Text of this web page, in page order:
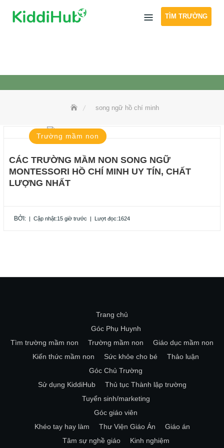
TÌM TRƯỜNG
song ngữ hồ chí minh
Trường mầm non
CÁC TRƯỜNG MẦM NON SONG NGỮ
MONTESSORI HỒ CHÍ MINH UY TÍN, CHẤT
LƯỢNG NHẤT
BỞI: | Cập nhật:15 giờ trước | Lượt đọc:1624
Trang chủ
Góc Phụ Huynh
Tìm trường mầm non
Trường mầm non
Giáo dục mầm non
Kiến thức mầm non
Sức khỏe cho bé
Thảo luận
Góc Chủ Trường
Sử dụng KiddiHub
Thủ tục Thành lập trường
Tuyển sinh/marketing
Góc giáo viên
Khéo tay hay làm
Thư Viện Giáo Án
Giáo án
Tâm sự nghề giáo
Kinh nghiệm